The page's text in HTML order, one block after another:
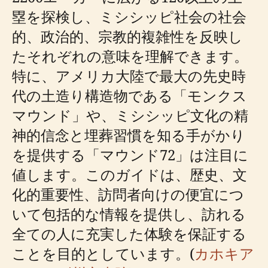
塁を探検し、ミシシッピ社会の社会
的、政治的、宗教的複雑性を反映し
たそれぞれの意味を理解できます。
特に、アメリカ大陸で最大の先史時
代の土造り構造物である「モンクス
マウンド」や、ミシシッピ文化の精
神的信念と埋葬習慣を知る手がかり
を提供する「マウンド72」は注目に
値します。このガイドは、歴史、文
化的重要性、訪問者向けの便宜につ
いて包括的な情報を提供し、訪れる
全ての人に充実した体験を保証する
ことを目的としています。(カホキア